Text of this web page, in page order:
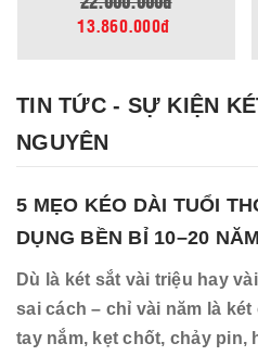
13.860.000đ
TIN TỨC - SỰ KIỆN
NGUYÊN
5 MẸO KÉO DÀI TUỔI
DỤNG BỀN BỈ 10–20
Dù là két sắt vài triệu hay
sai cách – chỉ vài năm là
tay nắm, kẹt chốt, chảy